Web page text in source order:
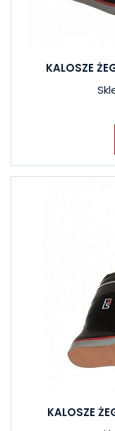
KALOSZE
KALOSZE